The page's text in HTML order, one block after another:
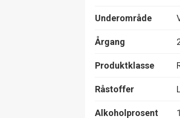
Underområde
Årgang
Produktklasse
Råstoffer
Alkoholprosent